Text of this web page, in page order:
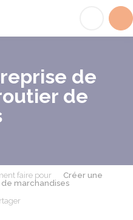
de
de
faire pour
Créer une
marchandises